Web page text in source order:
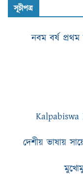
সূচীপত্র
নবম বর্ষ প্রথম
দেশীয় ভাষায়